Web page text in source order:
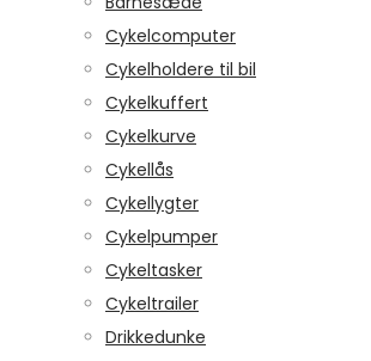
Cykelcomputer
Cykelholdere til bil
Cykelkuffert
Cykelkurve
Cykellås
Cykellygter
Cykelpumper
Cykeltasker
Cykeltrailer
Drikkedunke